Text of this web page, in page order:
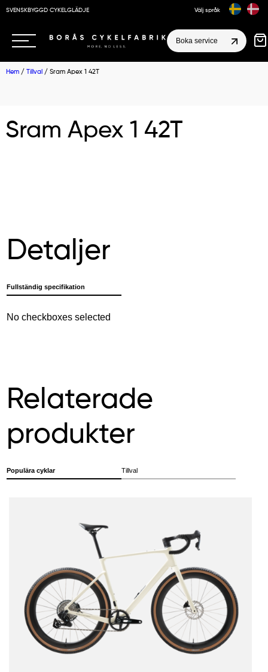
SVENSKBYGGD CYKELGLÄDJE Välj språk
Boka service
Hem / Tillval / Sram Apex 1 42T
Sram Apex 1 42T
Detaljer
Fullständig specifikation
No checkboxes selected
Relaterade
produkter
Populära cyklar Tillval